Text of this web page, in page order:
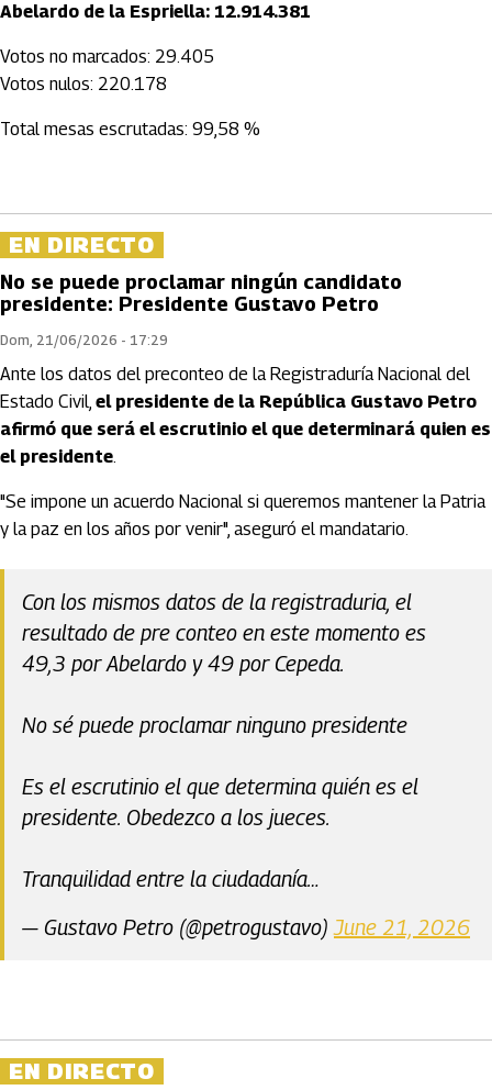
Abelardo de la Espriella: 12.914.381
Votos no marcados: 29.405
Votos nulos: 220.178
Total mesas escrutadas: 99,58 %
EN DIRECTO
No se puede proclamar ningún candidato
presidente: Presidente Gustavo Petro
Dom, 21/06/2026 - 17:29
Ante los datos del preconteo de la Registraduría Nacional del
Estado Civil, el presidente de la República Gustavo Petro
afirmó que será el escrutinio el que determinará quien es
el presidente.
"Se impone un acuerdo Nacional si queremos mantener la Patria
y la paz en los años por venir", aseguró el mandatario.
Con los mismos datos de la registraduria, el
resultado de pre conteo en este momento es
49,3 por Abelardo y 49 por Cepeda.
No sé puede proclamar ninguno presidente
Es el escrutinio el que determina quién es el
presidente. Obedezco a los jueces.
Tranquilidad entre la ciudadanía…
— Gustavo Petro (@petrogustavo)June 21, 2026
EN DIRECTO